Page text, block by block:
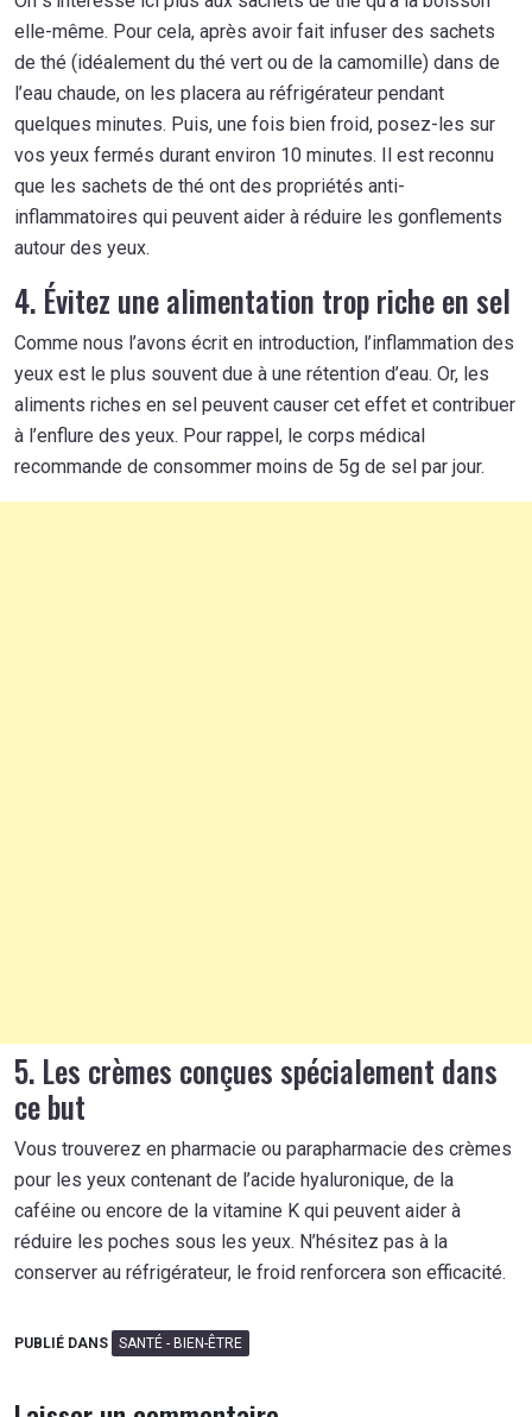
elle-même. Pour cela, après avoir fait infuser des sachets
de thé (idéalement du thé vert ou de la camomille) dans de
l’eau chaude, on les placera au réfrigérateur pendant
quelques minutes. Puis, une fois bien froid, posez-les sur
vos yeux fermés durant environ 10 minutes. Il est reconnu
que les sachets de thé ont des propriétés anti-
inflammatoires qui peuvent aider à réduire les gonflements
autour des yeux.
4. Évitez une alimentation trop riche en sel
Comme nous l’avons écrit en introduction, l’inflammation des
yeux est le plus souvent due à une rétention d’eau. Or, les
aliments riches en sel peuvent causer cet effet et contribuer
à l’enflure des yeux. Pour rappel, le corps médical
recommande de consommer moins de 5g de sel par jour.
5. Les crèmes conçues spécialement dans
ce but
Vous trouverez en pharmacie ou parapharmacie des crèmes
pour les yeux contenant de l’acide hyaluronique, de la
caféine ou encore de la vitamine K qui peuvent aider à
réduire les poches sous les yeux. N’hésitez pas à la
conserver au réfrigérateur, le froid renforcera son efficacité.
PUBLIÉ DANS SANTÉ - BIEN-ÊTRE